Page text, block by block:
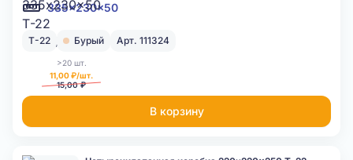
335x230x50
Т-22 Бурый Арт. 111324
>20 шт.
11,00 ₽/шт.
15,00 ₽
В корзину